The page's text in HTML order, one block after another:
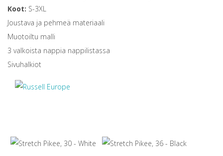
Koot: S-3XL
Joustava ja pehmeä materiaali
Muotoiltu malli
3 valkoista nappia nappilistassa
Sivuhalkiot